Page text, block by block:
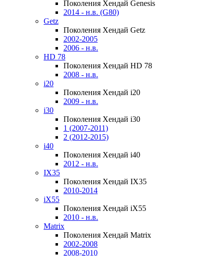
Поколения Хендай Genesis
2014 - н.в. (G80)
Getz
Поколения Хендай Getz
2002-2005
2006 - н.в.
HD 78
Поколения Хендай HD 78
2008 - н.в.
i20
Поколения Хендай i20
2009 - н.в.
i30
Поколения Хендай i30
1 (2007-2011)
2 (2012-2015)
i40
Поколения Хендай i40
2012 - н.в.
IX35
Поколения Хендай IX35
2010-2014
iX55
Поколения Хендай iX55
2010 - н.в.
Matrix
Поколения Хендай Matrix
2002-2008
2008-2010